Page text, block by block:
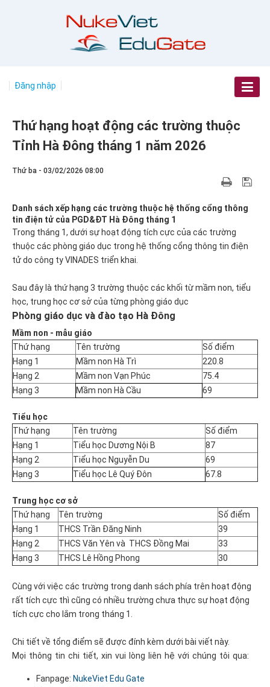
Đăng nhập
Thứ hạng hoạt động các trường thuộc
Tỉnh Hà Đông tháng 1 năm 2026
Thứ ba - 03/02/2026 08:00
Danh sách xếp hạng các trường thuộc hệ thống cổng thông
tin điện tử của PGD&ĐT Hà Đông tháng 1
Trong tháng 1, dưới sự hoạt động tích cực của các trường
thuộc các phòng giáo dục trong hệ thống cổng thông tin điện
tử do công ty VINADES triển khai.
Sau đây là thứ hạng 3 trường thuộc các khối từ mầm non, tiểu
học, trung học cơ sở của từng phòng giáo dục
Phòng giáo dục và đào tạo Hà Đông
Mầm non - mẫu giáo
Thứ hạng
Tên trường
Số điểm
Hạng 1
Mầm non Hà Trì
220.8
Hạng 2
Mầm non Vạn Phúc
75.4
Hạng 3
Mầm non Hà Cầu 69
Tiểu học
Thứ hạng
Tên trường
Số điểm
Hạng 1
Tiểu học Dương Nội B
87
Hạng 2
Tiểu học Nguyễn Du
69
Hạng 3
Tiểu học Lê Quý Đôn 67.8
Trung học cơ sở
Thứ hạng
Tên trường
Số điểm
Hạng 1
THCS Trần Đăng Ninh
39
Hạng 2
THCS Văn Yên và THCS Đồng Mai
33
Hạng 3
THCS Lê Hồng Phong 30
Cùng với việc các trường trong danh sách phía trên hoạt động
rất tích cực thì cũng có nhiều trường chưa thực sự hoạt động
tích cực cho lắm trong tháng 1.
Chi tiết về tổng điểm sẽ được đính kèm dưới bài viết này.
Mọi thông tin chi tiết, xin vui lòng liên hệ với chúng tôi qua:
Fanpage: NukeViet Edu Gate